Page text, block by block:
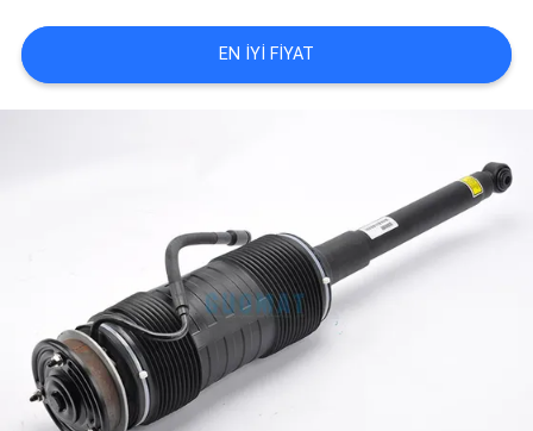
SITE
HARITASI
EN IYI FIYAT